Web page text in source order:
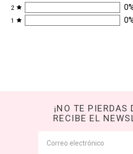
2 0
1 0
¡NO TE PIERDAS
RECIBE EL